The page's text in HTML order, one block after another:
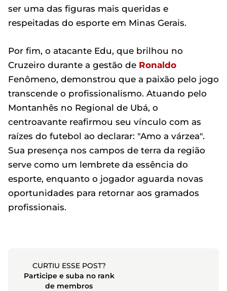
ser uma das figuras mais queridas e
respeitadas do esporte em Minas Gerais.
Por fim, o atacante Edu, que brilhou no
Cruzeiro durante a gestão de Ronaldo
Fenômeno, demonstrou que a paixão pelo jogo
transcende o profissionalismo. Atuando pelo
Montanhês no Regional de Ubá, o
centroavante reafirmou seu vínculo com as
raízes do futebol ao declarar: "Amo a várzea".
Sua presença nos campos de terra da região
serve como um lembrete da essência do
esporte, enquanto o jogador aguarda novas
oportunidades para retornar aos gramados
profissionais.
CURTIU ESSE POST?
Participe e suba no rank
de membros